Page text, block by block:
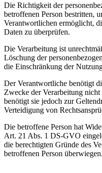
Die Richtigkeit der
betroffenen Person bestritten,
Verantwortlichen ermöglicht,
Daten zu überprüfen.
Die Verarbeitung ist
Löschung der
die Einschränkung der
Der Verantwortliche benötigt
Zwecke der Verarbeitung
benötigt sie jedoch zur
Verteidigung von
Die betroffene Person hat
Art. 21 Abs. 1 DS-GVO
die berechtigten Gründe des
betroffenen Person überwiegen.